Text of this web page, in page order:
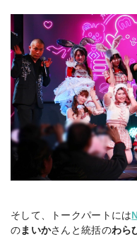
そして、トークパートには
のまいかさんと統括のわら